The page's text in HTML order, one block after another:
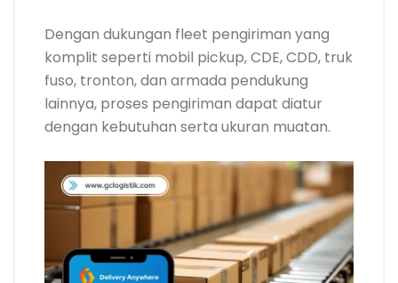
Dengan dukungan fleet pengiriman yang
komplit seperti mobil pickup, CDE, CDD, truk
fuso, tronton, dan armada pendukung
lainnya, proses pengiriman dapat diatur
dengan kebutuhan serta ukuran muatan.